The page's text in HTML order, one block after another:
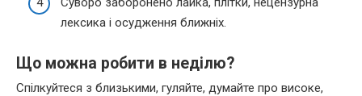
лексика і осудження ближніх.
Що можна робити в неділю?
Спілкуйтеся з близькими, гуляйте, думайте про високе,